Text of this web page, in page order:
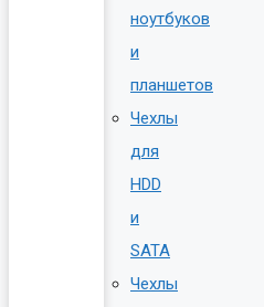
ноутбуков
и
планшетов
Чехлы
для
HDD
и
SATA
Чехлы